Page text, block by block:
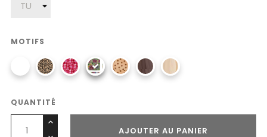
MOTIFS
QUANTITÉ
AJOUTER AU PANIER